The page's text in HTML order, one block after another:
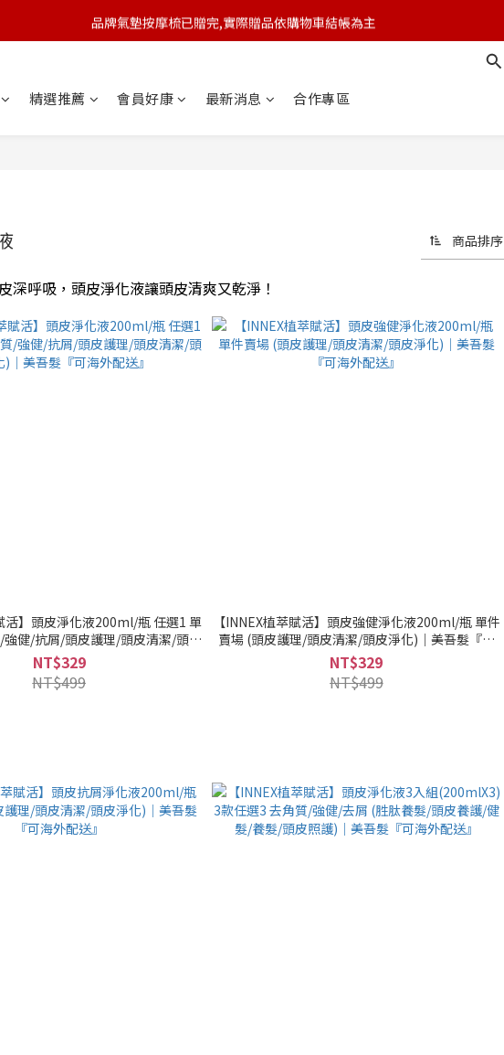
🆕 新會員註冊開卡送9折券 💰
品牌氣墊按摩梳已贈完,實際贈品依購物車結帳為主
精選推薦 會員好康 最新消息 合作專區
商品排序
深呼吸，頭皮淨化液讓頭皮清爽又乾淨！
活】頭皮淨化液200ml/瓶 任選1 單
強健/抗屑/頭皮護理/頭皮清潔/頭皮
)｜美吾髮『可海外配送』
NT$329
NT$499
【INNEX植萃賦活】頭皮強健淨化液200ml/瓶 單件
賣場 (頭皮護理/頭皮清潔/頭皮淨化)｜美吾髮『可
海外配送』
NT$329
NT$499